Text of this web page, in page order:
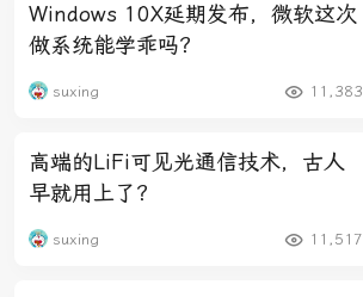
Windows 10X延期发布，微软这次
做系统能学乖吗？
suxing 11,383
高端的LiFi可见光通信技术，古人
早就用上了？
suxing 11,517